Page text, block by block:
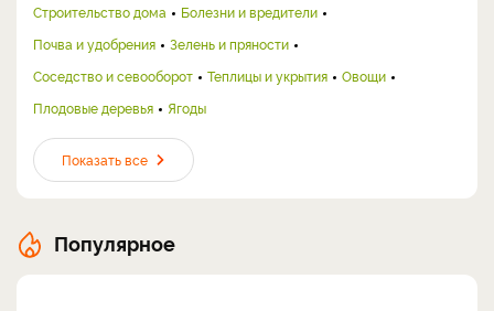
Строительство дома
Болезни и вредители
Почва и удобрения
Зелень и пряности
Соседство и севооборот
Теплицы и укрытия
Овощи
Плодовые деревья
Ягоды
Показать все
Популярное